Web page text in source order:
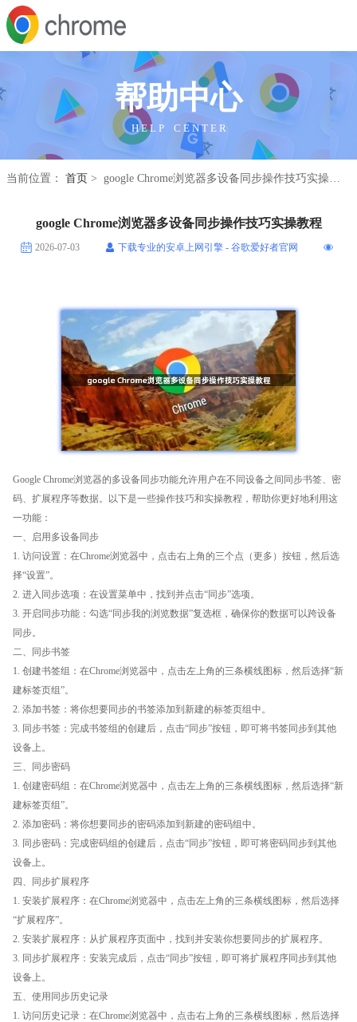
帮助中心
H E L P C E N T E R
当前位置： 首页 > google Chrome浏览器多设备同步操作技巧实操教程
google Chrome浏览器多设备同步操作技巧实操教程
2026-07-03 下载专业的安卓上网引擎 - 谷歌爱好者官网
Google Chrome浏览器的多设备同步功能允许用户在不同设备之间同步书签、密
码、扩展程序等数据。以下是一些操作技巧和实操教程，帮助你更好地利用这
一功能：
一、启用多设备同步
1. 访问设置：在Chrome浏览器中，点击右上角的三个点（更多）按钮，然后选
择“设置”。
2. 进入同步选项：在设置菜单中，找到并点击“同步”选项。
3. 开启同步功能：勾选“同步我的浏览数据”复选框，确保你的数据可以跨设备
同步。
二、同步书签
1. 创建书签组：在Chrome浏览器中，点击左上角的三条横线图标，然后选择“新
建标签页组”。
2. 添加书签：将你想要同步的书签添加到新建的标签页组中。
3. 同步书签：完成书签组的创建后，点击“同步”按钮，即可将书签同步到其他
设备上。
三、同步密码
1. 创建密码组：在Chrome浏览器中，点击左上角的三条横线图标，然后选择“新
建标签页组”。
2. 添加密码：将你想要同步的密码添加到新建的密码组中。
3. 同步密码：完成密码组的创建后，点击“同步”按钮，即可将密码同步到其他
设备上。
四、同步扩展程序
1. 安装扩展程序：在Chrome浏览器中，点击左上角的三条横线图标，然后选择
“扩展程序”。
2. 安装扩展程序：从扩展程序页面中，找到并安装你想要同步的扩展程序。
3. 同步扩展程序：安装完成后，点击“同步”按钮，即可将扩展程序同步到其他
设备上。
五、使用同步历史记录
1. 访问历史记录：在Chrome浏览器中，点击右上角的三条横线图标，然后选择